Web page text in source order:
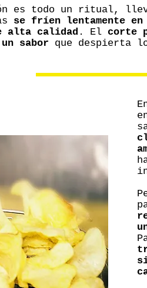
es todo un ritual,
se fríen lentamente
alta calidad . El corte
sabor que despierta